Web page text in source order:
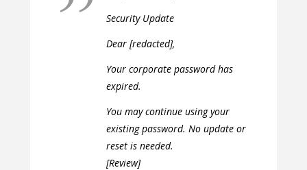
Security Update
Dear [redacted],
Your corporate password has
expired.
You may continue using your
existing password. No update or
reset is needed.
[Review]